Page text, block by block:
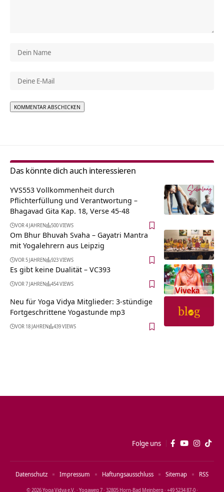
Das könnte dich auch interessieren
YVS553 Vollkommenheit durch
Pflichterfüllung und Verantwortung –
Bhagavad Gita Kap. 18, Verse 45-48
VOR 4 JAHREN 500 VIEWS
Om Bhur Bhuvah Svaha – Gayatri Mantra
mit Yogalehrern aus Leipzig
VOR 5 JAHREN 923 VIEWS
Es gibt keine Dualität – VC393
VOR 7 JAHREN 454 VIEWS
Neu für Yoga Vidya Mitglieder: 3-stündige
Fortgeschrittene Yogastunde mp3
VOR 18 JAHREN 439 VIEWS
Folge uns
© 2026 Yoga Vidya e.V. · Yogaweg 7 · 32805 Horn‑Bad Meinberg · +49 5234 87‑0 ·
Datenschutz Impressum Haftungsausschluss Sitemap RSS